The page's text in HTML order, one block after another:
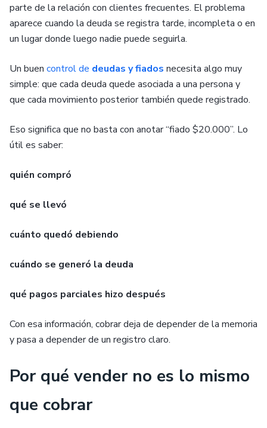
parte de la relación con clientes frecuentes. El problema
aparece cuando la deuda se registra tarde, incompleta o en
un lugar donde luego nadie puede seguirla.
Un buen control de deudas y fiados necesita algo muy
simple: que cada deuda quede asociada a una persona y
que cada movimiento posterior también quede registrado.
Eso significa que no basta con anotar “fiado $20.000”. Lo
útil es saber:
quién compró
qué se llevó
cuánto quedó debiendo
cuándo se generó la deuda
qué pagos parciales hizo después
Con esa información, cobrar deja de depender de la memoria
y pasa a depender de un registro claro.
Por qué vender no es lo mismo
que cobrar